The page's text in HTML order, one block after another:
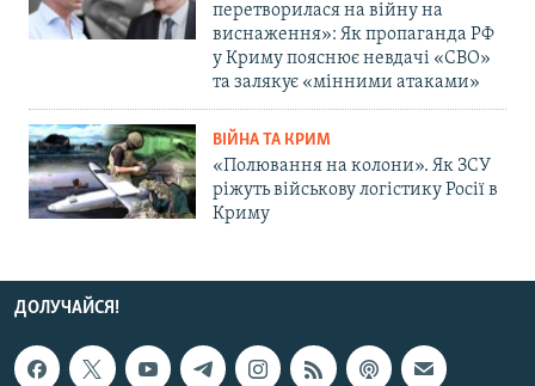
перетворилася на війну на
виснаження»: Як пропаганда РФ
у Криму пояснює невдачі «СВО»
та залякує «мінними атаками»
ВІЙНА ТА КРИМ
«Полювання на колони». Як ЗСУ
ріжуть військову логістику Росії в
Криму
ДОЛУЧАЙСЯ!